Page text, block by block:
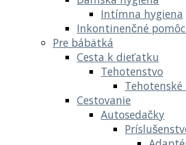
Intímna hygiena
Inkontinenčné
Pre bábätká
Cesta k dieťatku
Tehotenstvo
Cestovanie
Autosedačky